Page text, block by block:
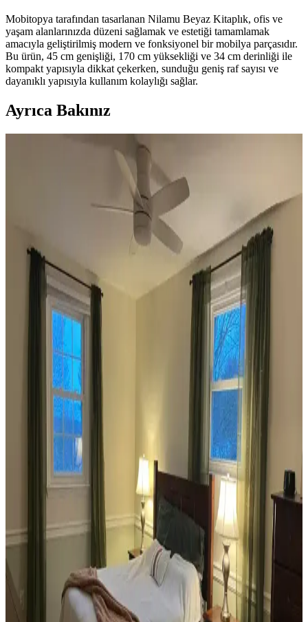
Mobitopya tarafından tasarlanan Nilamu Beyaz Kitaplık, ofis ve
yaşam alanlarınızda düzeni sağlamak ve estetiği tamamlamak
amacıyla geliştirilmiş modern ve fonksiyonel bir mobilya parçasıdır.
Bu ürün, 45 cm genişliği, 170 cm yüksekliği ve 34 cm derinliği ile
kompakt yapısıyla dikkat çekerken, sunduğu geniş raf sayısı ve
dayanıklı yapısıyla kullanım kolaylığı sağlar.
Ayrıca Bakınız
Koltuk ve Aksesuar Sandalyelerde Renk Uyumu ve
Dekorasyonda Görsel Denge Sağlama Yöntemleri
Koltuk ve aksesuar sandalyelerde renk uyumsuzluğu görsel rekabete
yol açabilir. Halı, perde, yastık ve mobilya yerleşimi ile renkler
dengelenerek mekanın estetik bütünlüğü sağlanır.
Ev Dekorasyonunda Denge ve Fonksiyonellik: Renk
Uyumu, Mobilya Yerleşimi ve Estetik İncelemesi
Reddit tartışması üzerinden ev dekorasyonunda renk uyumu,
mobilya yerleşimi ve aksesuar dengesi gibi unsurların yaşam
alanlarının estetik ve fonksiyonelliğini nasıl etkilediği inceleniyor.
Veranda Dekorasyonunda Bitki Seçimi, Aydınlatma
ve Mobilya Düzenlemeleriyle Estetik İyileştirme
Yöntemleri
Veranda dekorasyonunda bitkiler, halılar, aydınlatma ve mobilyaların
uyumlu kullanımı mekânı daha davetkâr ve fonksiyonel kılar. Doğru
seçimler verandanın atmosferini ve dış görünümünü güçlendirir.
Habitat'tan İkinci El Mobilya Alımı ve Ev
Dekorasyonunda Stil Oluşturma Yöntemleri
Habitat mağazalarından ikinci el mobilya alımı, ekonomik ve özgün
dekorasyon için fırsatlar sunar. Doğru seçim, temizlik ve stil
oluşturma evin atmosferini belirler.
Teal Renkli Sandalyenin Halı ve Dolapla
Uyumunda Renk Tonları ve Aksesuarların Rolü
Teal renkli sandalyenin halı ve dolapla uyumu, doğru renk tonları ve
aksesuar seçimiyle sağlanır. Halıdaki mavi-yeşil alt tonlar ve sıcak
ahşap dolap, teal rengini öne çıkarır, aksesuarlar ise denge oluşturur.